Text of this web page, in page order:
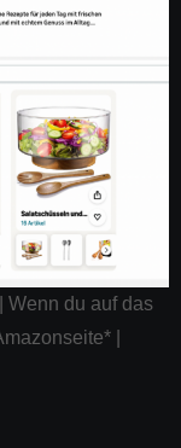
Wenn du auf das
|